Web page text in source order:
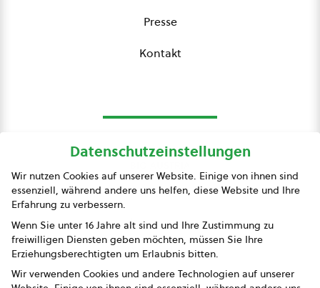
Presse
Kontakt
Presse
Impressum
Datenschutz
AGB
Datenschutzeinstellungen
Wir nutzen Cookies auf unserer Website. Einige von ihnen sind
essenziell, während andere uns helfen, diese Website und Ihre
Erfahrung zu verbessern.
Wenn Sie unter 16 Jahre alt sind und Ihre Zustimmung zu
freiwilligen Diensten geben möchten, müssen Sie Ihre
Erziehungsberechtigten um Erlaubnis bitten.
Wir verwenden Cookies und andere Technologien auf unserer